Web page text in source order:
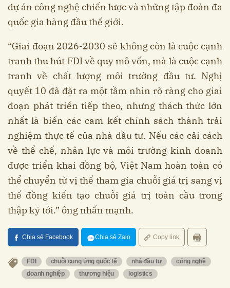
dự án công nghệ chiến lược và những tập đoàn đa
quốc gia hàng đầu thế giới.
“Giai đoạn 2026-2030 sẽ không còn là cuộc cạnh
tranh thu hút FDI về quy mô vốn, mà là cuộc cạnh
tranh về chất lượng môi trường đầu tư. Nghị
quyết 10 đã đặt ra một tầm nhìn rõ ràng cho giai
đoạn phát triển tiếp theo, nhưng thách thức lớn
nhất là biến các cam kết chính sách thành trải
nghiệm thực tế của nhà đầu tư. Nếu các cải cách
về thể chế, nhân lực và môi trường kinh doanh
được triển khai đồng bộ, Việt Nam hoàn toàn có
thể chuyển từ vị thế tham gia chuỗi giá trị sang vị
thế đồng kiến tạo chuỗi giá trị toàn cầu trong
thập kỷ tới.” ông nhấn mạnh.
Chia sẻ Facebook Chia sẻ Zalo Copy link
FDI chuỗi cung ứng quốc tế nhà đầu tư
công nghệ
doanh nghiệp
thương hiệu logistics